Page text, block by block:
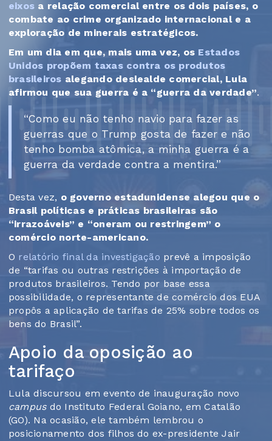
eixos a relação comercial entre os dois países, o
combate ao crime organizado internacional e a
exploração de minerais estratégicos.
Em um dia em que, mais uma vez, os Estados
Unidos propõem taxas contra os produtos
brasileiros alegando deslealde comercial, Lula
afirmou que sua guerra é a “guerra da verdade”.
“Como eu não tenho navio para fazer as
guerras que o Trump gosta de fazer e não
tenho bomba atômica, a minha guerra é a
guerra da verdade contra a mentira.”
Desta vez, o governo estadunidense alegou que o
Brasil políticas e práticas brasileiras são
“irrazoáveis” e “oneram ou restringem” o
comércio norte-americano.
O relatório final da investigação prevê a imposição
de “tarifas ou outras restrições à importação de
produtos brasileiros. Tendo por base essa
possibilidade, o representante de comércio dos EUA
propôs a aplicação de tarifas de 25% sobre todos os
bens do Brasil”.
Apoio da oposição ao
tarifaço
Lula discursou em evento de inauguração novo
campusdo Instituto Federal Goiano, em Catalão
(GO). Na ocasião, ele também lembrou o
posicionamento dos filhos do ex-presidente Jair